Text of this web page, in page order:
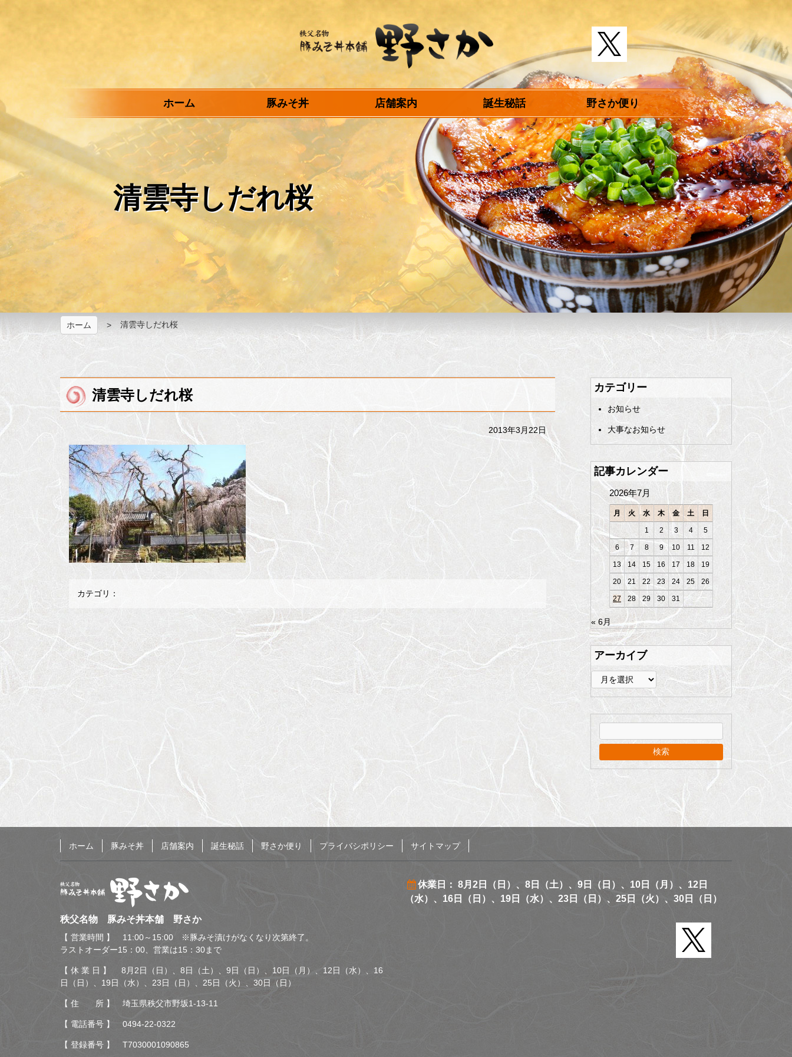
へ
ス
秩父名物 豚みそ丼
本舗 野さか
ホーム 豚みそ丼 店舗案内 誕生秘話 野さか便り
清雲寺しだれ桜
ホーム 清雲寺しだれ桜
清雲寺しだれ桜
2013年3月22日
カテゴリ：
メ
ペ
カテゴリー
お知らせ
大事なお知らせ
記事カレンダー
2026年7月
月 火 水 木 金 土 日
1 2 3 4 5
6 7 8 9 10 11 12
13 14 15 16 17 18 19
20 21 22 23 24 25 26
27 28 29 30 31
« 6月
アーカイブ
ア
ー
カ
イ
ブ
ホーム 豚みそ丼 店舗案内 誕生秘話 野さか便り プライバシポリシー サイトマップ
秩父名物 豚みそ丼本舗
野さか
秩父名物 豚みそ丼本舗 野さか
【 営業時間 】 11:00～15:00 ※豚みそ漬けがなくなり次第終了。
ラストオーダー15：00、営業は15：30まで
【 休 業 日 】 8月2日（日）、8日（土）、9日（日）、10日（月）、12日（水）、16
日（日）、19日（水）、23日（日）、25日（火）、30日（日）
【 住 所 】 埼玉県秩父市野坂1-13-11
【 電話番号 】 0494-22-0322
【 登録番号 】 T7030001090865
休業日： 8月2日（日）、8日（土）、9日（日）、10日（月）、12日
（水）、16日（日）、19日（水）、23日（日）、25日（火）、30日（日）